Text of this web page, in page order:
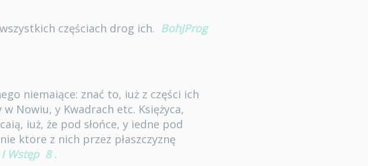
częściach drog ich. BohJProg
niemaiące: znać to, iuż z części ich
Nowiu, y Kwadrach etc. Księżyca,
iuż, że pod słońce, y iedne pod
ktore z nich przez płaszczyznę
Wstęp 8 .